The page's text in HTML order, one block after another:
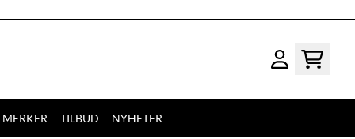
MERKER TILBUD NYHETER